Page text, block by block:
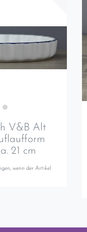
V&B Alt
21 cm
wenn der Artikel